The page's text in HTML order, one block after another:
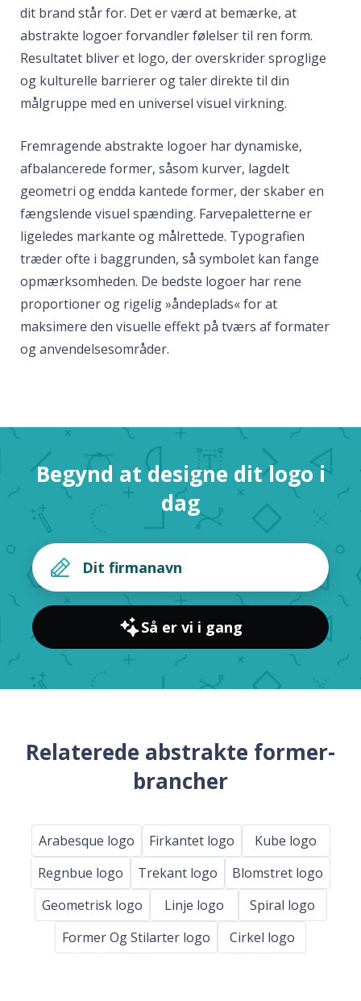
dit brand står for. Det er værd at bemærke, at
abstrakte logoer forvandler følelser til ren form.
Resultatet bliver et logo, der overskrider sproglige
og kulturelle barrierer og taler direkte til din
målgruppe med en universel visuel virkning.
Fremragende abstrakte logoer har dynamiske,
afbalancerede former, såsom kurver, lagdelt
geometri og endda kantede former, der skaber en
fængslende visuel spænding. Farvepaletterne er
ligeledes markante og målrettede. Typografien
træder ofte i baggrunden, så symbolet kan fange
opmærksomheden. De bedste logoer har rene
proportioner og rigelig »åndeplads« for at
maksimere den visuelle effekt på tværs af formater
og anvendelsesområder.
Begynd at designe dit logo i
dag
Så er vi i gang
Relaterede abstrakte former-
brancher
Arabesque logo Firkantet logo
Kube logo
Regnbue logo
Trekant logo
Blomstret logo
Geometrisk logo
Linje logo
Spiral logo
Former Og Stilarter logo
Cirkel logo